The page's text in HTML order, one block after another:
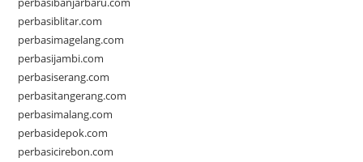
perbasiblitar.com
perbasimagelang.com
perbasijambi.com
perbasiserang.com
perbasitangerang.com
perbasimalang.com
perbasidepok.com
perbasicirebon.com